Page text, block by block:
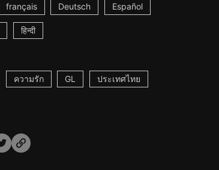
français Deutsch Español
हिन्दी
ความรัก GL ประเทศไทย